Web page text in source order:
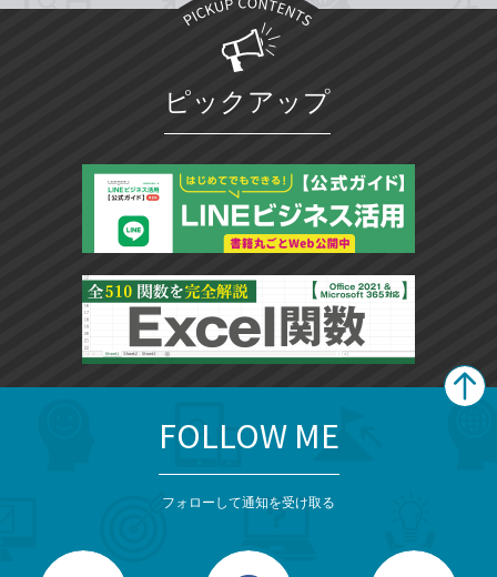
ピックアップ
FOLLOW ME
フォローして通知を受け取る